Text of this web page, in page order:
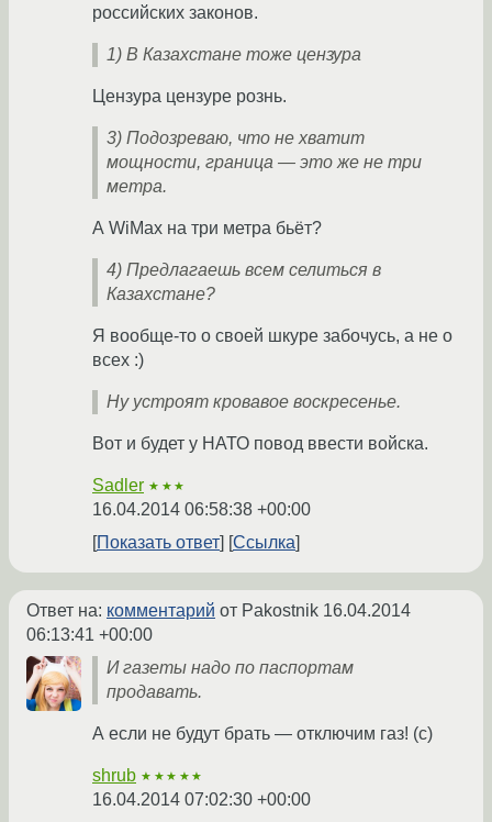
российских законов.
1) В Казахстане тоже цензура
Цензура цензуре рознь.
3) Подозреваю, что не хватит
мощности, граница — это же не три
метра.
А WiMax на три метра бьёт?
4) Предлагаешь всем селиться в
Казахстане?
Я вообще-то о своей шкуре забочусь, а не о
всех :)
Ну устроят кровавое воскресенье.
Вот и будет у НАТО повод ввести войска.
Sadler ★★★
16.04.2014 06:58:38 +00:00
Показать ответ
Ссылка
Ответ на: комментарий от Pakostnik 16.04.2014
06:13:41 +00:00
И газеты надо по паспортам
продавать.
А если не будут брать — отключим газ! (c)
shrub ★★★★★
16.04.2014 07:02:30 +00:00